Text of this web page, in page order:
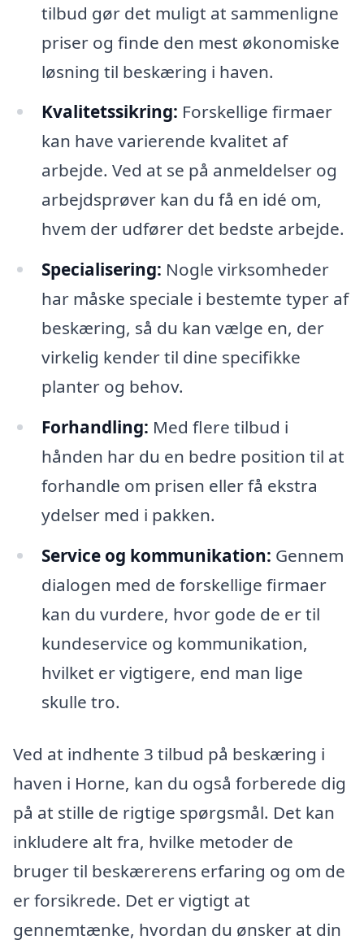
tilbud gør det muligt at sammenligne
priser og finde den mest økonomiske
løsning til beskæring i haven.
Kvalitetssikring: Forskellige firmaer
kan have varierende kvalitet af
arbejde. Ved at se på anmeldelser og
arbejdsprøver kan du få en idé om,
hvem der udfører det bedste arbejde.
Specialisering: Nogle virksomheder
har måske speciale i bestemte typer af
beskæring, så du kan vælge en, der
virkelig kender til dine specifikke
planter og behov.
Forhandling: Med flere tilbud i
hånden har du en bedre position til at
forhandle om prisen eller få ekstra
ydelser med i pakken.
Service og kommunikation: Gennem
dialogen med de forskellige firmaer
kan du vurdere, hvor gode de er til
kundeservice og kommunikation,
hvilket er vigtigere, end man lige
skulle tro.
Ved at indhente 3 tilbud på beskæring i
haven i Horne, kan du også forberede dig
på at stille de rigtige spørgsmål. Det kan
inkludere alt fra, hvilke metoder de
bruger til beskærerens erfaring og om de
er forsikrede. Det er vigtigt at
gennemtænke, hvordan du ønsker at din